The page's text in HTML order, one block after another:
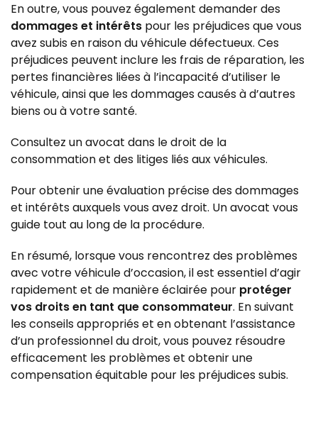
En outre, vous pouvez également demander des
dommages et intérêts pour les préjudices que vous
avez subis en raison du véhicule défectueux. Ces
préjudices peuvent inclure les frais de réparation, les
pertes financières liées à l’incapacité d’utiliser le
véhicule, ainsi que les dommages causés à d’autres
biens ou à votre santé.
Consultez un avocat dans le droit de la
consommation et des litiges liés aux véhicules.
Pour obtenir une évaluation précise des dommages
et intérêts auxquels vous avez droit. Un avocat vous
guide tout au long de la procédure.
En résumé, lorsque vous rencontrez des problèmes
avec votre véhicule d’occasion, il est essentiel d’agir
rapidement et de manière éclairée pour protéger
vos droits en tant que consommateur. En suivant
les conseils appropriés et en obtenant l’assistance
d’un professionnel du droit, vous pouvez résoudre
efficacement les problèmes et obtenir une
compensation équitable pour les préjudices subis.